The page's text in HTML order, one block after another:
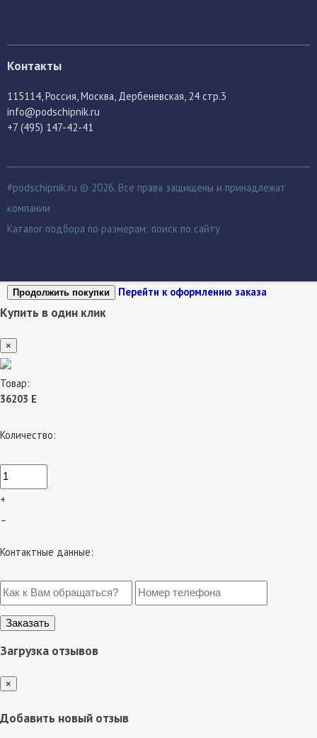
Контакты
115114 , Россия, Москва, Дербеневская, 24 стр.3
info@podschipnik.ru
+7 (495) 147-42-41
#podschipnik.ru © 2026. Все права защищены и принадлежат
компании
Каталог подбора по размерам: поиск по сайту
Продолжить покупки Перейти к оформлению заказа
Купить в один клик
×
Товар:
36203 Е
Количество:
+
–
Контактные данные:
Загрузка отзывов
×
Добавить новый отзыв